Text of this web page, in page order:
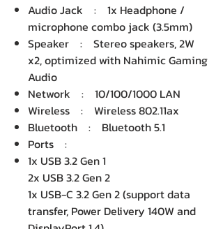
Audio Jack : 1x Headphone /
microphone combo jack (3.5mm)
Speaker : Stereo speakers, 2W
x2, optimized with Nahimic Gaming
Audio
Network : 10/100/1000 LAN
Wireless : Wireless 802.11ax
Bluetooth : Bluetooth 5.1
Ports :
1x USB 3.2 Gen 1
2x USB 3.2 Gen 2
1x USB-C 3.2 Gen 2 (support data
transfer, Power Delivery 140W and